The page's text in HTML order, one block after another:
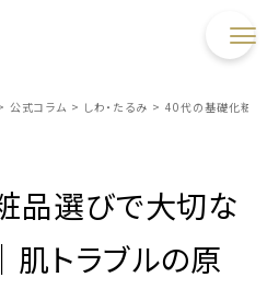
公式コラム > しわ・たるみ > 40代の基礎化粧品
品選びで大切な
肌トラブルの原